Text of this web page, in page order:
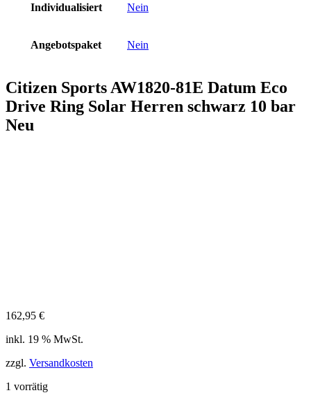
Individualisiert Nein
Angebotspaket Nein
Citizen Sports AW1820-81E Datum Eco
Drive Ring Solar Herren schwarz 10 bar
Neu
162,95 €
inkl. 19 % MwSt.
zzgl. Versandkosten
1 vorrätig